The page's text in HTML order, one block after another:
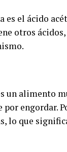
el ácido
otros
un alimento
engordar.
lo que